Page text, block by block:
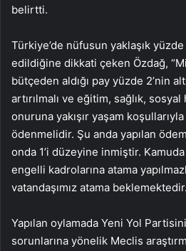
belirtti.
Türkiye’de nüfusun yaklaşık
edildiğine dikkati çeken Özdağ,
bütçeden aldığı pay yüzde 2’nin
artırılmalı ve eğitim, sağlık,
onuruna yakışır yaşam
ödenmelidir. Şu anda yapılan
onda 1’i düzeyine inmiştir.
engelli kadrolarına atama
vatandaşımız atama
Yapılan oylamada Yeni Yol
sorunlarına yönelik Meclis